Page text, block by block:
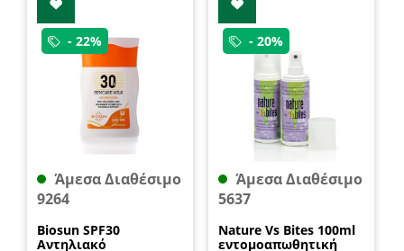
- 22%
Άμεσα Διαθέσιμο
9264
Biosun SPF30
Αντηλιακό
- 20%
Άμεσα Διαθέσιμο
5637
Nature Vs Bites 100ml
εντομοαπωθητική